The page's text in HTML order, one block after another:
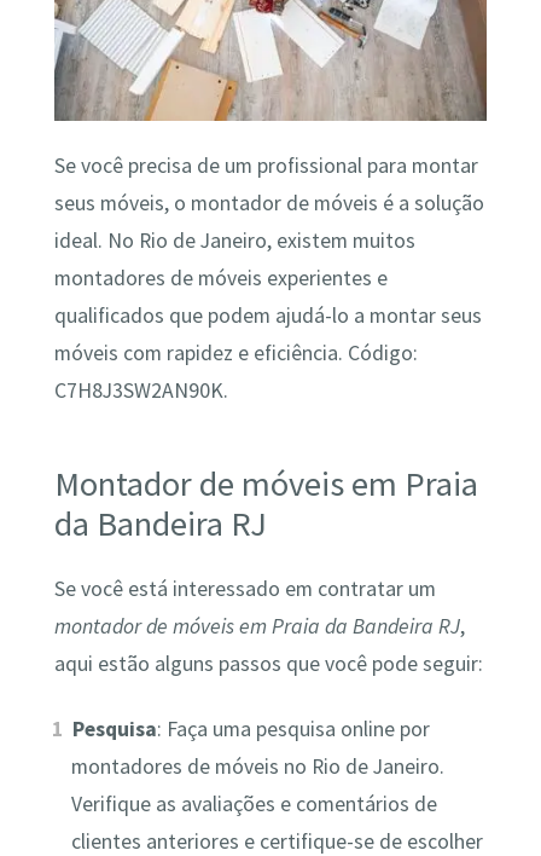
Se você precisa de um profissional para montar
seus móveis, o montador de móveis é a solução
ideal. No Rio de Janeiro, existem muitos
montadores de móveis experientes e
qualificados que podem ajudá-lo a montar seus
móveis com rapidez e eficiência. Código:
C7H8J3SW2AN90K.
Montador de móveis em Praia
da Bandeira RJ
Se você está interessado em contratar um
montador de móveis em Praia da Bandeira RJ,
aqui estão alguns passos que você pode seguir:
Pesquisa: Faça uma pesquisa online por
montadores de móveis no Rio de Janeiro.
Verifique as avaliações e comentários de
clientes anteriores e certifique-se de escolher